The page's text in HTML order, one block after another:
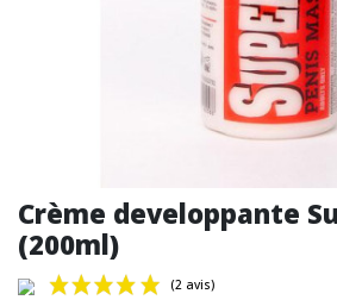
Crème developpante
(200ml)